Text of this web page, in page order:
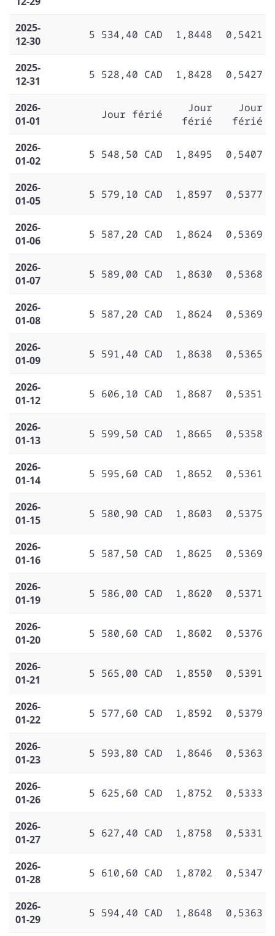
2025-
12-30
5 534,40 CAD 1,8448 0,5421
2025-
12-31
5 528,40 CAD 1,8428 0,5427
2026-
01-01
Jour férié
Jour
férié
Jour
férié
2026-
01-02
5 548,50 CAD 1,8495 0,5407
2026-
01-05
5 579,10 CAD 1,8597 0,5377
2026-
01-06
5 587,20 CAD 1,8624 0,5369
2026-
01-07
5 589,00 CAD 1,8630 0,5368
2026-
01-08
5 587,20 CAD 1,8624 0,5369
2026-
01-09
5 591,40 CAD 1,8638 0,5365
2026-
01-12
5 606,10 CAD 1,8687 0,5351
2026-
01-13
5 599,50 CAD 1,8665 0,5358
2026-
01-14
5 595,60 CAD 1,8652 0,5361
2026-
01-15
5 580,90 CAD 1,8603 0,5375
2026-
01-16
5 587,50 CAD 1,8625 0,5369
2026-
01-19
5 586,00 CAD 1,8620 0,5371
2026-
01-20
5 580,60 CAD 1,8602 0,5376
2026-
01-21
5 565,00 CAD 1,8550 0,5391
2026-
01-22
5 577,60 CAD 1,8592 0,5379
2026-
01-23
5 593,80 CAD 1,8646 0,5363
2026-
01-26
5 625,60 CAD 1,8752 0,5333
2026-
01-27
5 627,40 CAD 1,8758 0,5331
2026-
01-28
5 610,60 CAD 1,8702 0,5347
2026-
01-29
5 594,40 CAD 1,8648 0,5363